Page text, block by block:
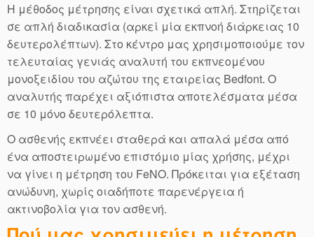
Η μέθοδος μέτρησης είναι σχετικά απλή. Στηρίζεται
σε απλή διαδικασία (αρκεί μία εκπνοή διάρκειας 10
δευτερολέπτων). Στο κέντρο μας χρησιμοποιούμε τον
τελευταίας γενιάς αναλυτή του εκπνεομένου
μονοξειδίου του αζώτου της εταιρείας Bedfont. Ο
αναλυτής παρέχει αξιόπιστα αποτελέσματα μέσα
σε 10 μόνο δευτερόλεπτα.
Ο ασθενής εκπνέει σταθερά και απαλά μέσα από
ένα αποστειρωμένο επιστόμιο μίας χρήσης, μέχρι
να γίνει η μέτρηση του FeNO. Πρόκειται για εξέταση
ανώδυνη, χωρίς οιαδήποτε παρενέργεια ή
ακτινοβολία για τον ασθενή.